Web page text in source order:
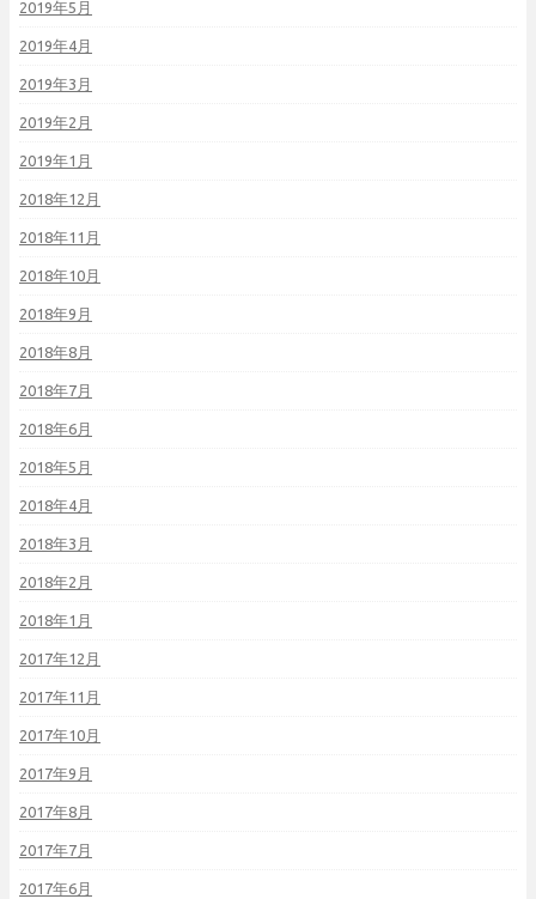
2019年5月
2019年4月
2019年3月
2019年2月
2019年1月
2018年12月
2018年11月
2018年10月
2018年9月
2018年8月
2018年7月
2018年6月
2018年5月
2018年4月
2018年3月
2018年2月
2018年1月
2017年12月
2017年11月
2017年10月
2017年9月
2017年8月
2017年7月
2017年6月